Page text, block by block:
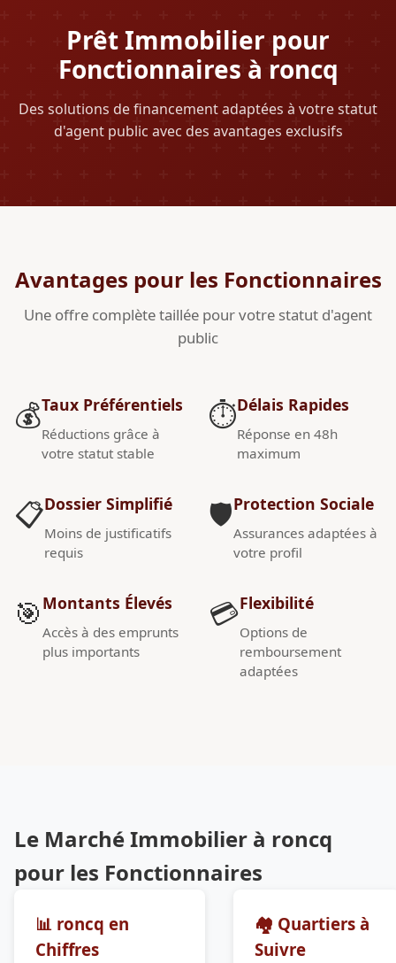
Prêt Immobilier pour
Fonctionnaires à roncq
Des solutions de financement adaptées à votre statut
d'agent public avec des avantages exclusifs
Avantages pour les Fonctionnaires
Une offre complète taillée pour votre statut d'agent
public
💰Taux Préférentiels
Réductions grâce à
votre statut stable
📋Dossier Simplifié
Moins de justificatifs
requis
🎯 Montants Élevés
Accès à des emprunts
plus importants
⏱️Délais Rapides
Réponse en 48h
maximum
🛡️Protection Sociale
Assurances adaptées à
votre profil
💳Flexibilité
Options de
remboursement
adaptées
Le Marché Immobilier à roncq
pour les Fonctionnaires
📊 roncq en
Chiffres
🏘️ Quartiers à
Suivre